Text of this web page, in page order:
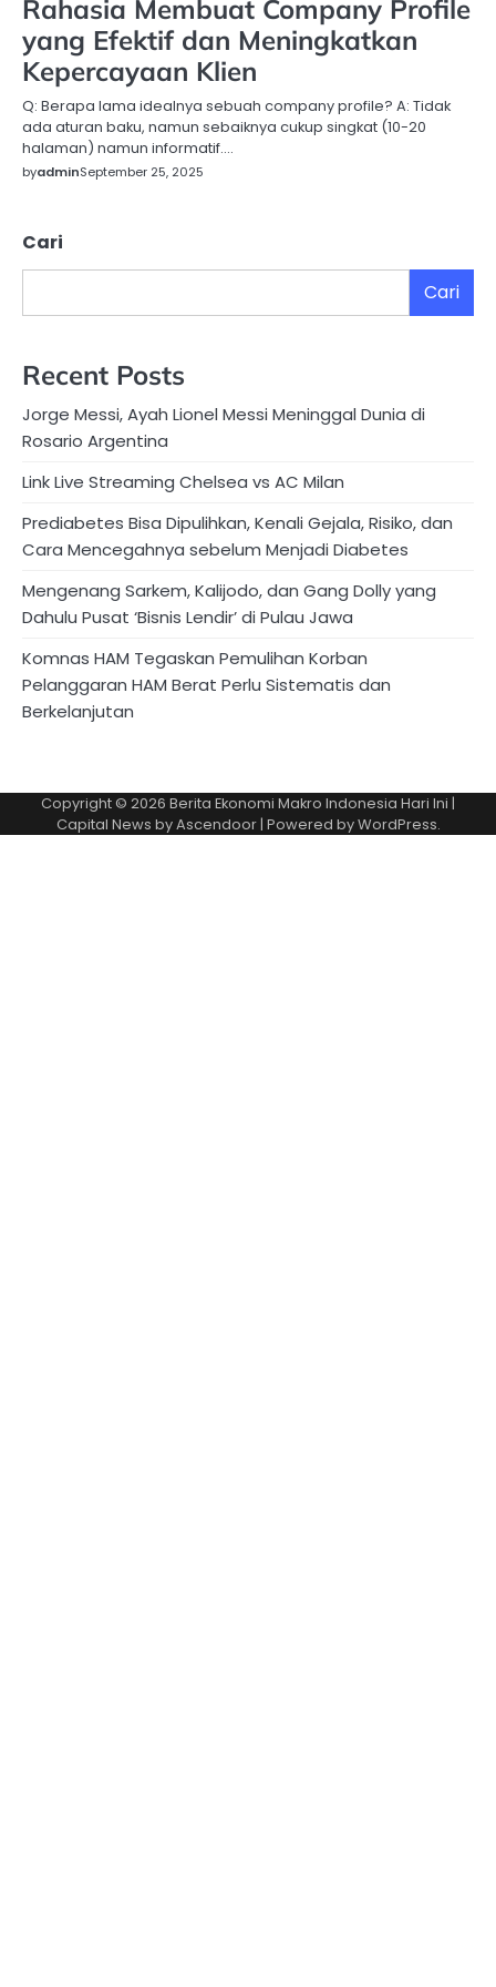
Rahasia Membuat Company Profile
yang Efektif dan Meningkatkan
Kepercayaan Klien
Q: Berapa lama idealnya sebuah company profile? A: Tidak
ada aturan baku, namun sebaiknya cukup singkat (10-20
halaman) namun informatif.…
byadminSeptember 25, 2025
Cari
Cari
Recent Posts
Jorge Messi, Ayah Lionel Messi Meninggal Dunia di
Rosario Argentina
Link Live Streaming Chelsea vs AC Milan
Prediabetes Bisa Dipulihkan, Kenali Gejala, Risiko, dan
Cara Mencegahnya sebelum Menjadi Diabetes
Mengenang Sarkem, Kalijodo, dan Gang Dolly yang
Dahulu Pusat ‘Bisnis Lendir’ di Pulau Jawa
Komnas HAM Tegaskan Pemulihan Korban
Pelanggaran HAM Berat Perlu Sistematis dan
Berkelanjutan
Copyright © 2026 Berita Ekonomi Makro Indonesia Hari Ini |
Capital News byAscendoor| Powered byWordPress.